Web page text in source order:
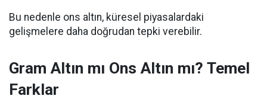
Bu nedenle ons altın, küresel piyasalardaki
gelişmelere daha doğrudan tepki verebilir.
Gram Altın mı Ons Altın mı? Temel
Farklar